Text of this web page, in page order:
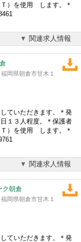
）を使用 します。＊
関連求人情報
岡県朝倉市甘木１
ていただきます。＊発
１３人程度。＊保護者
）を使用 します。＊
関連求人情報
ク朝倉
岡県朝倉市甘木１
ていただきます。＊発